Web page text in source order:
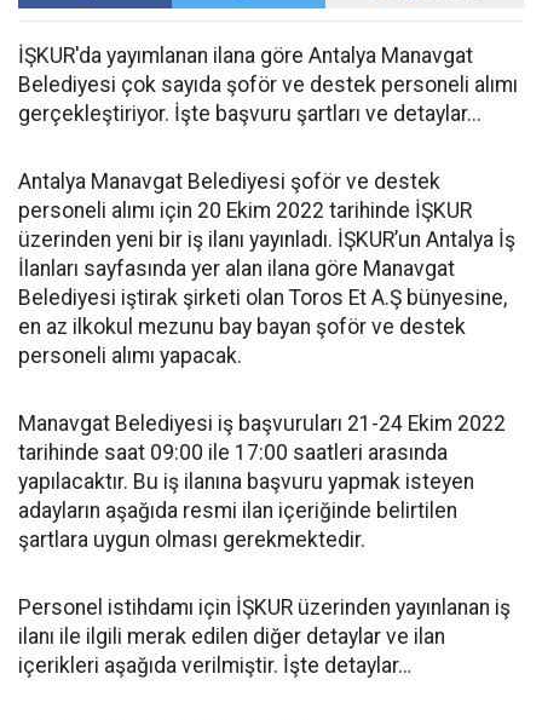
İŞKUR'da yayımlanan ilana göre Antalya Manavgat
Belediyesi çok sayıda şoför ve destek personeli alımı
gerçekleştiriyor. İşte başvuru şartları ve detaylar...
Antalya Manavgat Belediyesi şoför ve destek
personeli alımı için 20 Ekim 2022 tarihinde İŞKUR
üzerinden yeni bir iş ilanı yayınladı. İŞKUR’un Antalya İş
İlanları sayfasında yer alan ilana göre Manavgat
Belediyesi iştirak şirketi olan Toros Et A.Ş bünyesine,
en az ilkokul mezunu bay bayan şoför ve destek
personeli alımı yapacak.
Manavgat Belediyesi iş başvuruları 21-24 Ekim 2022
tarihinde saat 09:00 ile 17:00 saatleri arasında
yapılacaktır. Bu iş ilanına başvuru yapmak isteyen
adayların aşağıda resmi ilan içeriğinde belirtilen
şartlara uygun olması gerekmektedir.
Personel istihdamı için İŞKUR üzerinden yayınlanan iş
ilanı ile ilgili merak edilen diğer detaylar ve ilan
içerikleri aşağıda verilmiştir. İşte detaylar…